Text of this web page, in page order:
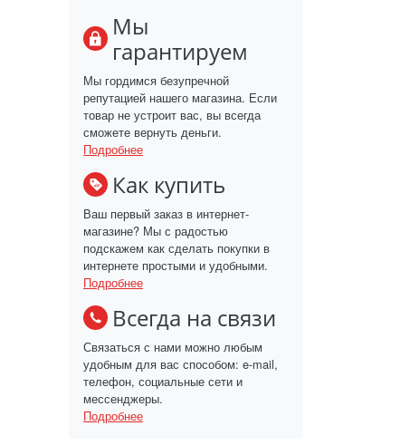
Мы
гарантируем
Мы гордимся безупречной
репутацией нашего магазина. Если
товар не устроит вас, вы всегда
сможете вернуть деньги.
Подробнее
Как купить
Ваш первый заказ в интернет-
магазине? Мы с радостью
подскажем как сделать покупки в
интернете простыми и удобными.
Подробнее
Всегда на связи
Связаться с нами можно любым
удобным для вас способом: e-mail,
телефон, социальные сети и
мессенджеры.
Подробнее